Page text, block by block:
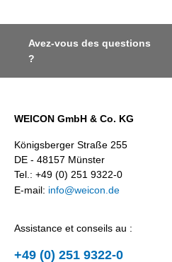
Avez-vous des questions
?
WEICON GmbH & Co. KG
Königsberger Straße 255
DE - 48157 Münster
Tel.: +49 (0) 251 9322-0
E-mail: info@weicon.de
Assistance et conseils au :
+49 (0) 251 9322-0